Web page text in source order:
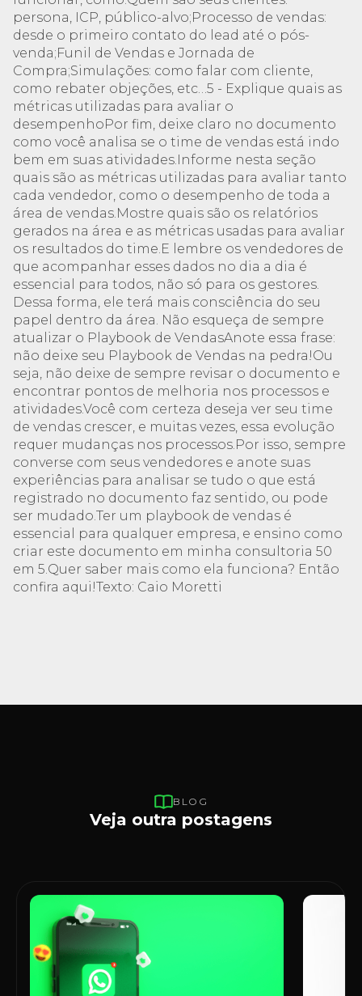
persona, ICP, público-alvo;Processo de vendas:
desde o primeiro contato do lead até o pós-
venda;Funil de Vendas e Jornada de
Compra;Simulações: como falar com cliente,
como rebater objeções, etc…5 - Explique quais as
métricas utilizadas para avaliar o
desempenhoPor fim, deixe claro no documento
como você analisa se o time de vendas está indo
bem em suas atividades.Informe nesta seção
quais são as métricas utilizadas para avaliar tanto
cada vendedor, como o desempenho de toda a
área de vendas.Mostre quais são os relatórios
gerados na área e as métricas usadas para avaliar
os resultados do time.E lembre os vendedores de
que acompanhar esses dados no dia a dia é
essencial para todos, não só para os gestores.
Dessa forma, ele terá mais consciência do seu
papel dentro da área. Não esqueça de sempre
atualizar o Playbook de VendasAnote essa frase:
não deixe seu Playbook de Vendas na pedra!Ou
seja, não deixe de sempre revisar o documento e
encontrar pontos de melhoria nos processos e
atividades.Você com certeza deseja ver seu time
de vendas crescer, e muitas vezes, essa evolução
requer mudanças nos processos.Por isso, sempre
converse com seus vendedores e anote suas
experiências para analisar se tudo o que está
registrado no documento faz sentido, ou pode
ser mudado.Ter um playbook de vendas é
essencial para qualquer empresa, e ensino como
criar este documento em minha consultoria 50
em 5.Quer saber mais como ela funciona? Então
confira aqui!Texto: Caio Moretti
BLOG
Veja outra postagens